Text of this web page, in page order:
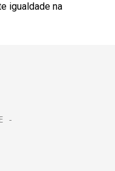
igualdade na